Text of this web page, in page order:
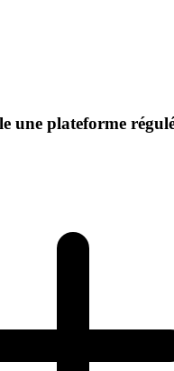
une plateforme